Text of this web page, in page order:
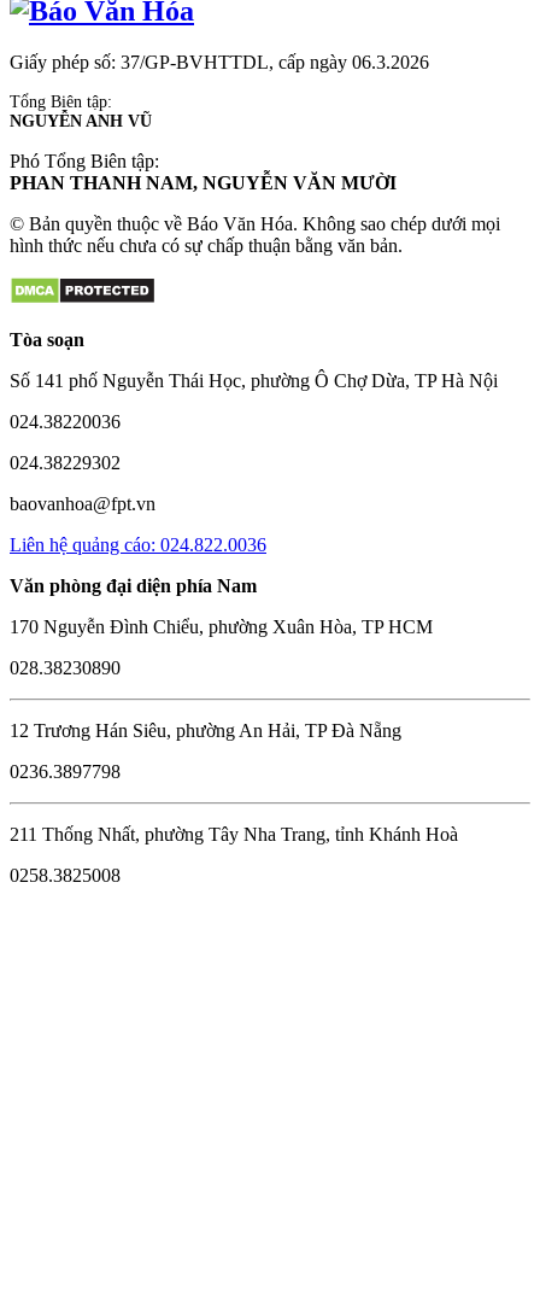
Giấy phép số: 37/GP-BVHTTDL, cấp ngày 06.3.2026
Tổng Biên tập:
NGUYỄN ANH VŨ
Phó Tổng Biên tập:
PHAN THANH NAM, NGUYỄN VĂN MƯỜI
© Bản quyền thuộc về Báo Văn Hóa. Không sao chép dưới mọi
hình thức nếu chưa có sự chấp thuận bằng văn bản.
Tòa soạn
Số 141 phố Nguyễn Thái Học, phường Ô Chợ Dừa, TP Hà Nội
024.38220036
024.38229302
baovanhoa@fpt.vn
Liên hệ quảng cáo: 024.822.0036
Văn phòng đại diện phía Nam
170 Nguyễn Đình Chiểu, phường Xuân Hòa, TP HCM
028.38230890
12 Trương Hán Siêu, phường An Hải, TP Đà Nẵng
0236.3897798
211 Thống Nhất, phường Tây Nha Trang, tỉnh Khánh Hoà
0258.3825008